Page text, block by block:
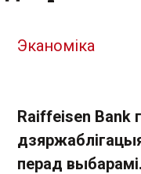
Эканоміка
Raiffeisen Bank
перад